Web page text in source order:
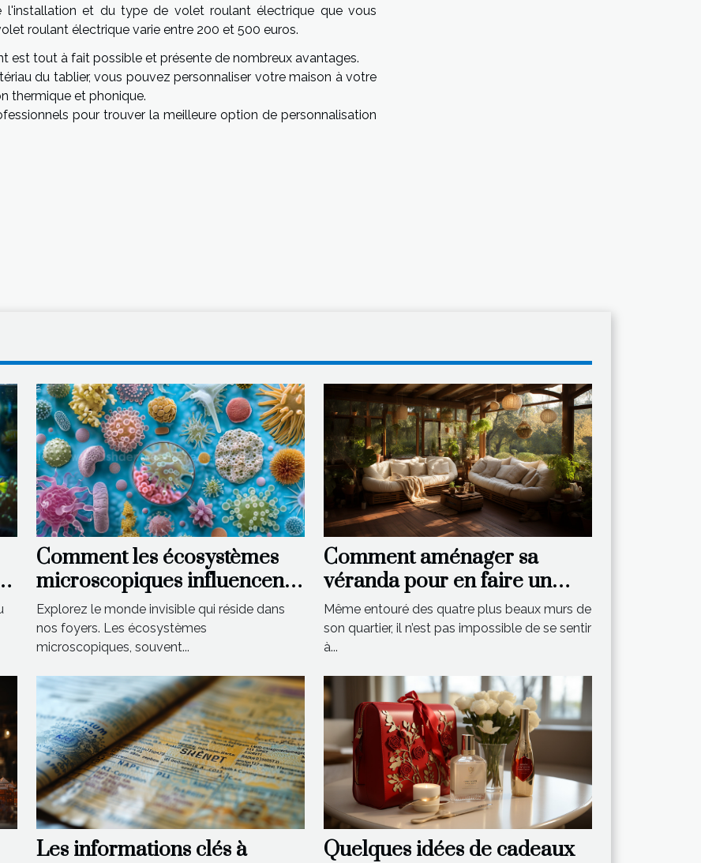
et du type de volet roulant électrique que vous
roulant électrique varie entre 200 et 500 euros.
est tout à fait possible et présente de nombreux avantages.
du tablier, vous pouvez personnaliser votre maison à votre
thermique et phonique.
pour trouver la meilleure option de personnalisation
Comment les écosystèmes
microscopiques influencent-
ils notre environnement
domestique ?
Explorez le monde invisible qui réside dans
nos foyers. Les écosystèmes
microscopiques, souvent...
Comment aménager sa
véranda pour en faire un
espace de vie relaxant ?
Même entouré des quatre plus beaux murs de
son quartier, il n’est pas impossible de se sentir
à...
Les informations clés à
Quelques idées de cadeaux